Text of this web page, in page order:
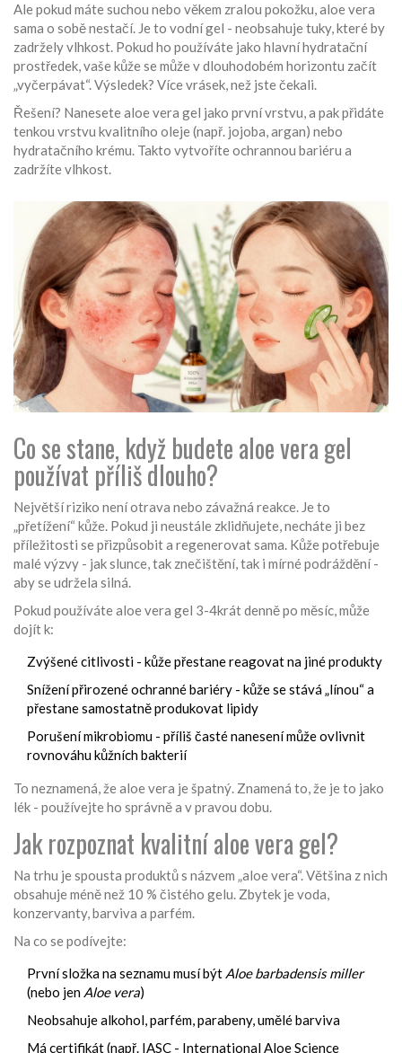
Ale pokud máte suchou nebo věkem zralou pokožku, aloe vera
sama o sobě nestačí. Je to vodní gel - neobsahuje tuky, které by
zadržely vlhkost. Pokud ho používáte jako hlavní hydratační
prostředek, vaše kůže se může v dlouhodobém horizontu začít
„vyčerpávat“. Výsledek? Více vrásek, než jste čekali.
Řešení? Nanesete aloe vera gel jako první vrstvu, a pak přidáte
tenkou vrstvu kvalitního oleje (např. jojoba, argan) nebo
hydratačního krému. Takto vytvoříte ochrannou bariéru a
zadržíte vlhkost.
Co se stane, když budete aloe vera gel
používat příliš dlouho?
Největší riziko není otrava nebo závažná reakce. Je to
„přetížení“ kůže. Pokud ji neustále zklidňujete, necháte ji bez
příležitosti se přizpůsobit a regenerovat sama. Kůže potřebuje
malé výzvy - jak slunce, tak znečištění, tak i mírné podráždění -
aby se udržela silná.
Pokud používáte aloe vera gel 3-4krát denně po měsíc, může
dojít k:
Zvýšené citlivosti - kůže přestane reagovat na jiné produkty
Snížení přirozené ochranné bariéry - kůže se stává „línou“ a
přestane samostatně produkovat lipidy
Porušení mikrobiomu - příliš časté nanesení může ovlivnit
rovnováhu kůžních bakterií
To neznamená, že aloe vera je špatný. Znamená to, že je to jako
lék - používejte ho správně a v pravou dobu.
Jak rozpoznat kvalitní aloe vera gel?
Na trhu je spousta produktů s názvem „aloe vera“. Většina z nich
obsahuje méně než 10 % čistého gelu. Zbytek je voda,
konzervanty, barviva a parfém.
Na co se podívejte:
První složka na seznamu musí být Aloe barbadensis miller
(nebo jen Aloe vera)
Neobsahuje alkohol, parfém, parabeny, umělé barviva
Má certifikát (např. IASC - International Aloe Science